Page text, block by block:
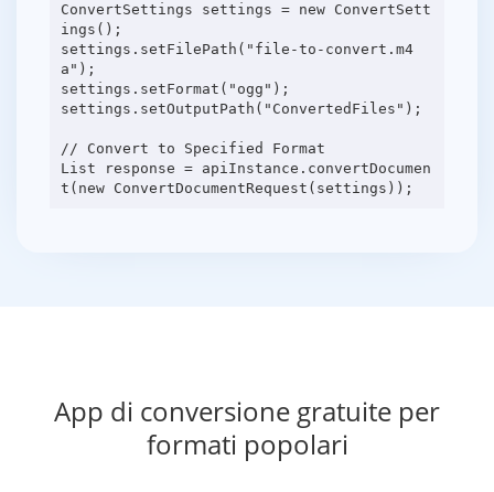
ConvertSettings settings = new ConvertSett
ings();
settings.setFilePath("file-to-convert.m4
a");
settings.setFormat("ogg");
settings.setOutputPath("ConvertedFiles");
// Convert to Specified Format
List response = apiInstance.convertDocumen
App di conversione gratuite per
formati popolari